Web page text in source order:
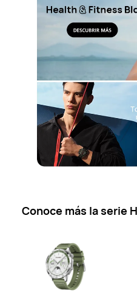
Conoce más la serie